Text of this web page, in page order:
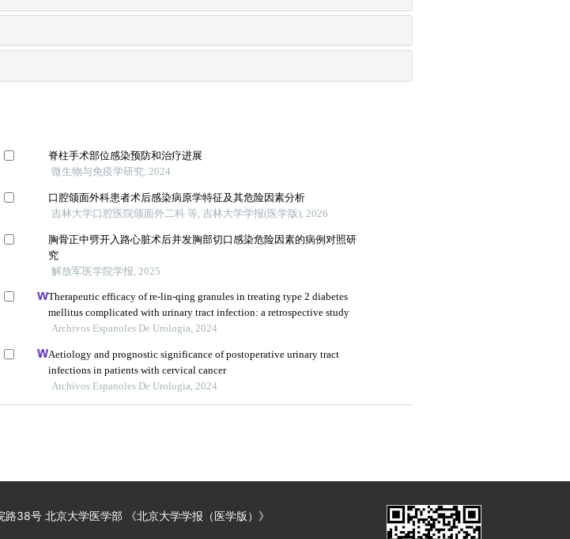
脊柱手术部位感染预防和治疗进展
微生物与免疫学研究, 2024
口腔颌面外科患者术后感染病原学特征及其危险因素分析
吉林大学口腔医院颌面外二科 等, 吉林大学学报(医学版), 2026
胸骨正中劈开入路心脏术后并发胸部切口感染危险因素的病例对照研
究
解放军医学院学报, 2025
Therapeutic efficacy of re-lin-qing granules in treating type 2 diabetes
mellitus complicated with urinary tract infection: a retrospective study
Archivos Espanoles De Urologia, 2024
Aetiology and prognostic significance of postoperative urinary tract
infections in patients with cervical cancer
Archivos Espanoles De Urologia, 2024
38号 北京大学医学部 《北京大学学报（医学版）》